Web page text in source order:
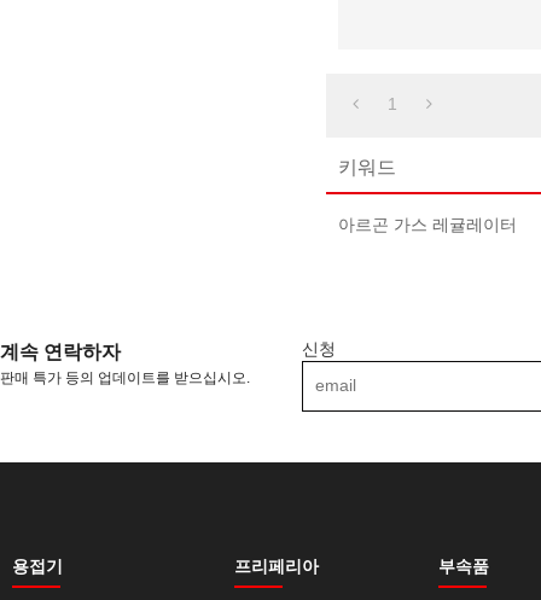
1
키워드
아르곤 가스 레귤레이터
계속 연락하자
판매 특가 등의 업데이트를 받으십시오.
신청
용접기 프리페리아 부속품